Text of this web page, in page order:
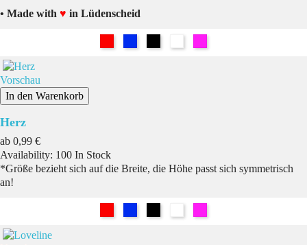
• Made with ♥ in Lüdenscheid
Vorschau
In den Warenkorb
Herz
ab Preis
0,99 €
Availability: 100 In Stock
*Größe bezieht sich auf die Breite, die Höhe passt sich symmetrisch
an!